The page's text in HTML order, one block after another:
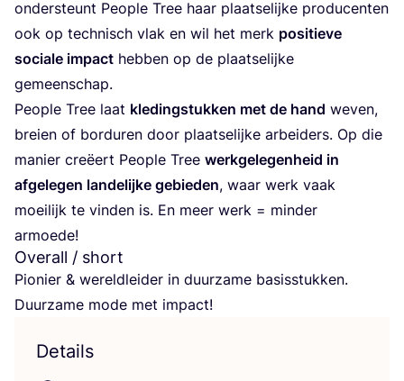
onder­steunt Peo­p­le Tree haar plaat­se­lij­ke pro­du­cen­ten
ook op tech­nisch vlak en wil het merk posi­tie­ve
soci­a­le impact heb­ben op de plaat­se­lij­ke
gemeenschap.
Peo­p­le Tree laat kle­ding­stuk­ken met de hand weven,
brei­en of bor­du­ren door plaat­se­lij­ke arbei­ders. Op die
manier cre­ëert Peo­p­le Tree werk­ge­le­gen­heid in
afge­le­gen lan­de­lij­ke gebie­den, waar werk vaak
moei­lijk te vin­den is. En meer werk = min­der
armoede!
Overall / short
Pio­nier & wereld­lei­der in duur­za­me basis­stuk­ken.
Duur­za­me mode met impact!
Details